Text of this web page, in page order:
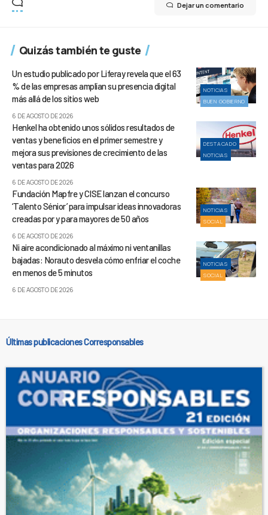
Dejar un comentario
Quizás también te guste
NOTICIAS
BUEN GOBIERNO
Un estudio publicado por Liferay revela que el 63
% de las empresas amplían su presencia digital
más allá de los sitios web
6 DE AGOSTO DE 2026
DESTACADO
NOTICIAS
Henkel ha obtenido unos sólidos resultados de
ventas y beneficios en el primer semestre y
mejora sus previsiones de crecimiento de las
ventas para 2026
6 DE AGOSTO DE 2026
NOTICIAS
SOCIAL
Fundación Mapfre y CISE lanzan el concurso
‘Talento Sénior’ para impulsar ideas innovadoras
creadas por y para mayores de 50 años
6 DE AGOSTO DE 2026
NOTICIAS
SOCIAL
Ni aire acondicionado al máximo ni ventanillas
bajadas: Norauto desvela cómo enfriar el coche
en menos de 5 minutos
6 DE AGOSTO DE 2026
Últimas publicaciones Corresponsables